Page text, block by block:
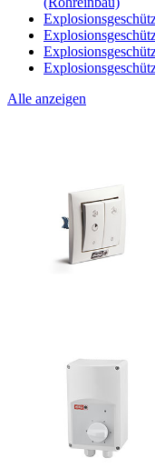
Alle anzeigen